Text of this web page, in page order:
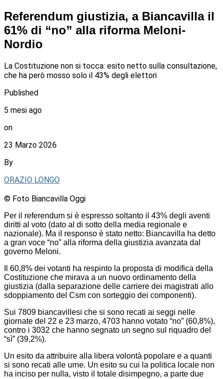
Referendum giustizia, a Biancavilla il
61% di “no” alla riforma Meloni-
Nordio
La Costituzione non si tocca: esito netto sulla consultazione,
che ha però mosso solo il 43% degli elettori
Published
5 mesi ago
on
23 Marzo 2026
By
ORAZIO LONGO
© Foto Biancavilla Oggi
Per il referendum si è espresso soltanto il 43% degli aventi
diritti al voto (dato al di sotto della media regionale e
nazionale). Ma il responso è stato netto: Biancavilla ha detto
a gran voce “no” alla riforma della giustizia avanzata dal
governo Meloni.
Il 60,8% dei votanti ha respinto la proposta di modifica della
Costituzione che mirava a un nuovo ordinamento della
giustizia (dalla separazione delle carriere dei magistrati allo
sdoppiamento del Csm con sorteggio dei componenti).
Sui 7809 biancavillesi che si sono recati ai seggi nelle
giornate del 22 e 23 marzo, 4703 hanno votato “no” (60,8%),
contro i 3032 che hanno segnato un segno sul riquadro del
“sì” (39,2%).
Un esito da attribuire alla libera volontà popolare e a quanti
si sono recati alle urne. Un esito su cui la politica locale non
ha inciso per nulla, visto il totale disimpegno, a parte due